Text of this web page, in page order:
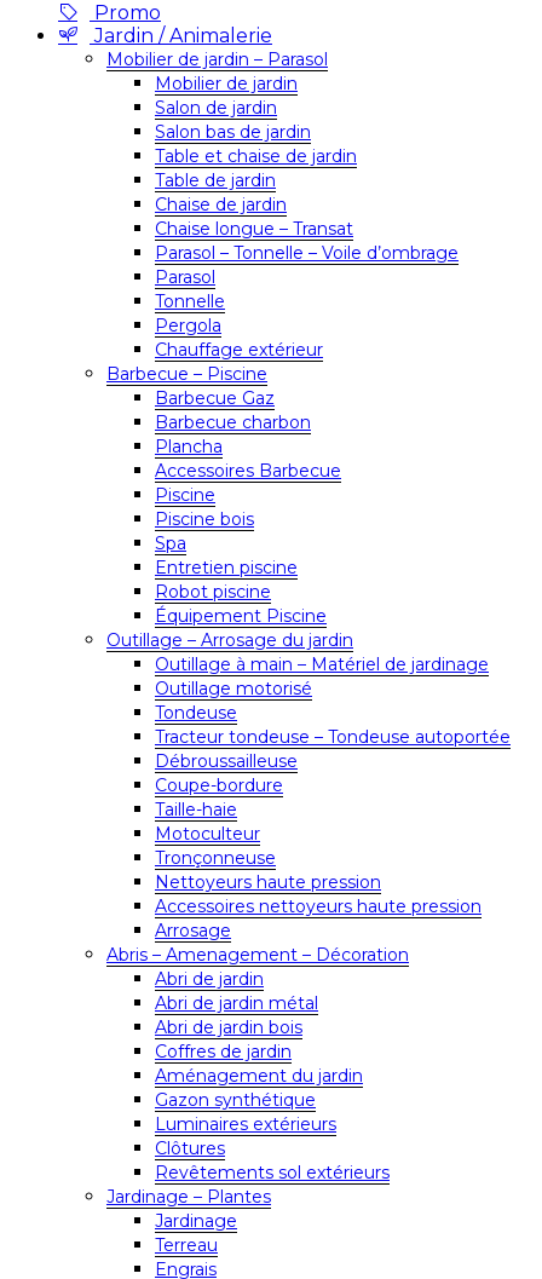
Promo
Jardin / Animalerie
Mobilier de jardin – Parasol
Mobilier de jardin
Salon de jardin
Salon bas de jardin
Table et chaise de jardin
Table de jardin
Chaise de jardin
Chaise longue – Transat
Parasol – Tonnelle – Voile d’ombrage
Parasol
Tonnelle
Pergola
Chauffage extérieur
Barbecue – Piscine
Barbecue Gaz
Barbecue charbon
Plancha
Accessoires Barbecue
Piscine
Piscine bois
Spa
Entretien piscine
Robot piscine
Équipement Piscine
Outillage – Arrosage du jardin
Outillage à main – Matériel de jardinage
Outillage motorisé
Tondeuse
Tracteur tondeuse – Tondeuse autoportée
Débroussailleuse
Coupe-bordure
Taille-haie
Motoculteur
Tronçonneuse
Nettoyeurs haute pression
Accessoires nettoyeurs haute pression
Arrosage
Abris – Amenagement – Décoration
Abri de jardin
Abri de jardin métal
Abri de jardin bois
Coffres de jardin
Aménagement du jardin
Gazon synthétique
Luminaires extérieurs
Clôtures
Revêtements sol extérieurs
Jardinage – Plantes
Jardinage
Terreau
Engrais